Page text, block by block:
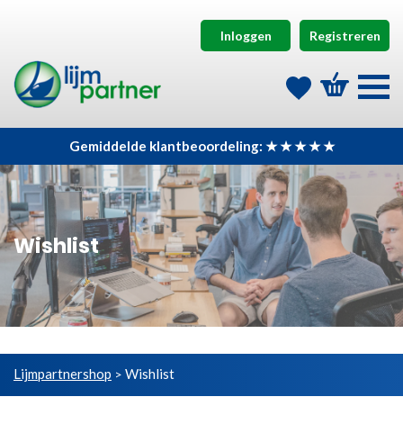
Inloggen Registreren
Gemiddelde klantbeoordeling: ★ ★ ★ ★ ★
Wishlist
Lijmpartnershop > Wishlist